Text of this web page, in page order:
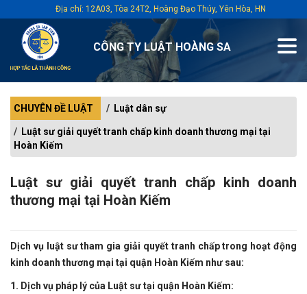
CÔNG TY LUẬT HOÀNG SA
Địa chỉ: 12A03, Tòa 24T2, Hoàng Đạo Thúy, Yên Hòa, HN
CHUYÊN ĐỀ LUẬT Luật dân sự
Luật sư giải quyết tranh chấp kinh doanh thương mại tại
Hoàn Kiếm
Luật sư giải quyết tranh chấp kinh doanh
thương mại tại Hoàn Kiếm
Dịch vụ luật sư tham gia giải quyết tranh chấp trong hoạt động
kinh doanh thương mại tại quận Hoàn Kiếm như sau:
1. Dịch vụ pháp lý của Luật sư tại quận Hoàn Kiếm: